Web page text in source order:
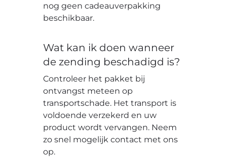
nog geen cadeauverpakking
beschikbaar.
Wat kan ik doen wanneer
de zending beschadigd is?
Controleer het pakket bij
ontvangst meteen op
transportschade. Het transport is
voldoende verzekerd en uw
product wordt vervangen. Neem
zo snel mogelijk contact met ons
op.